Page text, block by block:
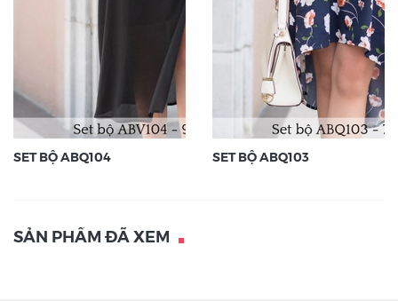
SET BỘ ABQ104 SET BỘ ABQ103
SẢN PHẨM ĐÃ XEM